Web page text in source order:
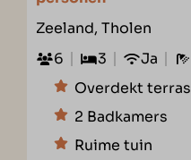
Zeeland, Tholen
6
3 Ja
Overdekt terras
2 Badkamers
Ruime tuin